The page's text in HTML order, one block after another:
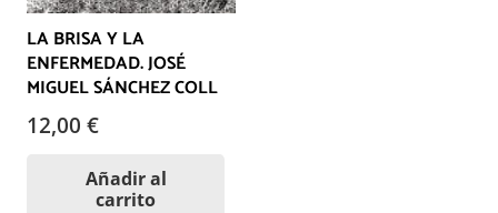
LA BRISA Y LA
ENFERMEDAD. JOSÉ
MIGUEL SÁNCHEZ COLL
12,00 €
Añadir al
carrito